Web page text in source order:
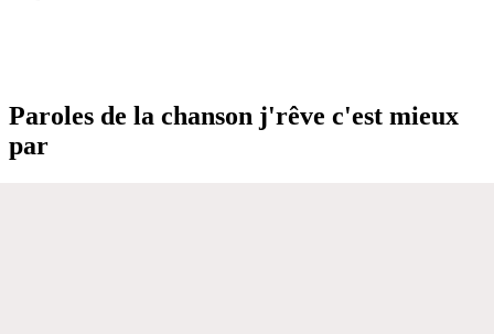
Paroles de la chanson j'rêve c'est mieux
par